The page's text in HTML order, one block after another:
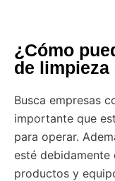
¿Cómo
de
Busca empresas
importante que
para operar.
esté
productos y